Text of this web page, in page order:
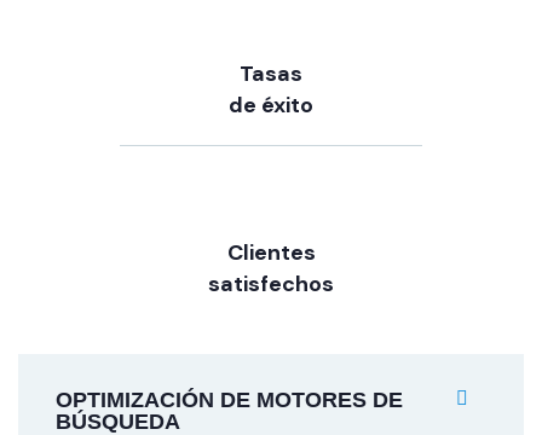
Tasas
de éxito
Clientes
satisfechos
OPTIMIZACIÓN DE MOTORES DE
BÚSQUEDA